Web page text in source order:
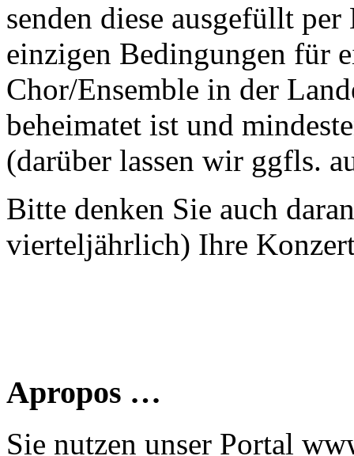
senden diese ausgefüllt
einzigen Bedingungen für
Chor/Ensemble in der
beheimatet ist und
(darüber lassen wir ggfls.
Bitte denken Sie auch
vierteljährlich) Ihre
Apropos …
Sie nutzen unser Portal